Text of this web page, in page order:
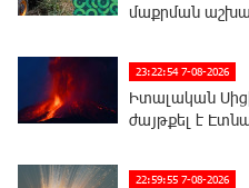
մաքրման
23:22:54 7-08-2026
Իտալական
ժայթքել է
22:59:55 7-08-2026